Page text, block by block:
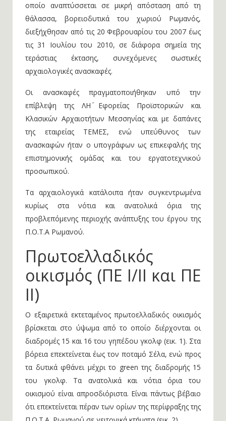
οποίο αναπτύσσεται σε μικρή απόσταση από τη
θάλασσα, βορειοδυτικά του χωριού Ρωμανός,
διεξήχθησαν από τις 20 Φεβρουαρίου του 2007 έως
τις 31 Ιουλίου του 2010, σε διάφορα σημεία της
τεράστιας έκτασης, συνεχόμενες σωστικές
αρχαιολογικές ανασκαφές.
Οι ανασκαφές πραγματοποιήθηκαν υπό την
επίβλεψη της ΛΗ΄ Εφορείας Προϊστορικών και
Κλασικών Αρχαιοτήτων Μεσσηνίας και με δαπάνες
της εταιρείας ΤΕΜΕΣ, ενώ υπεύθυνος των
ανασκαφών ήταν ο υπογράφων ως επικεφαλής της
επιστημονικής ομάδας και του εργατοτεχνικού
προσωπικού.
Τα αρχαιολογικά κατάλοιπα ήταν συγκεντρωμένα
κυρίως στα νότια και ανατολικά όρια της
προβλεπόμενης περιοχής ανάπτυξης του έργου της
Π.Ο.Τ.Α Ρωμανού.
Πρωτοελλαδικός
οικισμός (ΠΕ Ι/ΙΙ και ΠΕ
ΙΙ)
Ο εξαιρετικά εκτεταμένος πρωτοελλαδικός οικισμός
βρίσκεται στο ύψωμα από το οποίο διέρχονται οι
διαδρομές 15 και 16 του γηπέδου γκολφ (εικ. 1). Στα
βόρεια επεκτείνεται έως τον ποταμό Σέλα, ενώ προς
τα δυτικά φθάνει μέχρι το green της διαδρομής 15
του γκολφ. Τα ανατολικά και νότια όρια του
οικισμού είναι απροσδιόριστα. Είναι πάντως βέβαιο
ότι επεκτείνεται πέραν των ορίων της περίφραξης της